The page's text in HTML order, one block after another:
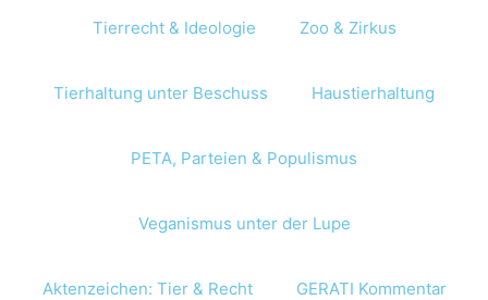
Tierrecht & Ideologie Zoo & Zirkus
Tierhaltung unter Beschuss Haustierhaltung
PETA, Parteien & Populismus
Veganismus unter der Lupe
Aktenzeichen: Tier & Recht GERATI Kommentar